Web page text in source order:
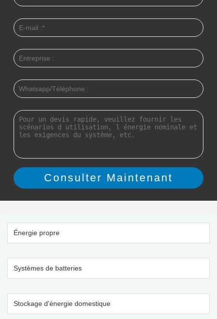
Énergie propre
Systèmes de batteries
Stockage d'énergie domestique